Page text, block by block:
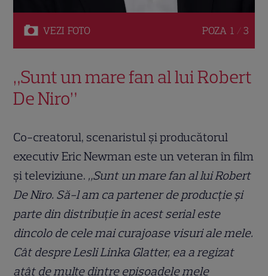
VEZI FOTO POZA 1 / 3
„Sunt un mare fan al lui Robert
De Niro”
Co-creatorul, scenaristul și producătorul
executiv Eric Newman este un veteran în film
și televiziune. „Sunt un mare fan al lui Robert
De Niro. Să-l am ca partener de producție și
parte din distribuție în acest serial este
dincolo de cele mai curajoase visuri ale mele.
Cât despre Lesli Linka Glatter, ea a regizat
atât de multe dintre episoadele mele